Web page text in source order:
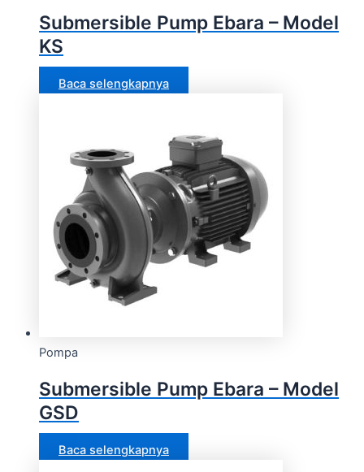
Submersible Pump Ebara – Model
KS
Baca selengkapnya
Pompa
Submersible Pump Ebara – Model
GSD
Baca selengkapnya